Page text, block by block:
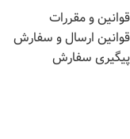
قوانین و مقررات
قوانین ارسال و سفارش
پیگیری سفارش